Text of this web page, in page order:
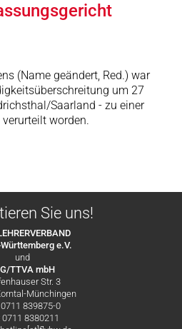
(Name geändert, Red.) war
um 27
Saarland - zu einer
worden.
Sie uns!
e.V.
und
TTVA mbH
Str. 3
Münchingen
839875-0
0711 8380211